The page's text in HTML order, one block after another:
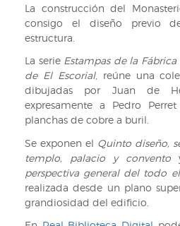
1618.
Tabla
de
cosas
notables
La construcción del
consigo el diseño previo
estructura.
La serie Estampas de la
de El Escorial, reúne una
dibujadas por Juan de
expresamente a Pedro
planchas de cobre a buril.
Se exponen el Quinto diseño,
templo, palacio y convento
perspectiva general del todo
realizada desde un plano
grandiosidad del edificio.